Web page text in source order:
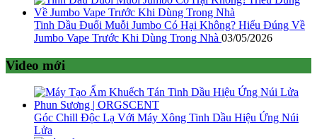
Tinh Dầu Đuổi Muỗi Jumbo Có Hại Không? Hiểu Đúng Về
Jumbo Vape Trước Khi Dùng Trong Nhà 03/05/2026
Video mới
Góc Chill Độc Lạ Với Máy Xông Tinh Dầu Hiệu Ứng Núi
Lửa